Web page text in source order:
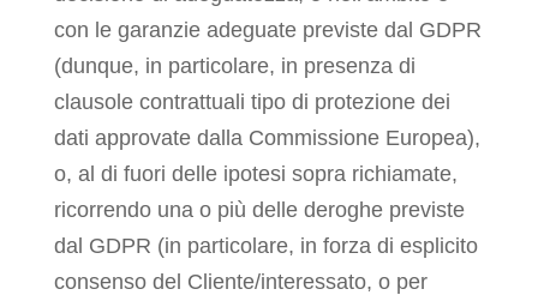
con le garanzie adeguate previste dal GDPR
(dunque, in particolare, in presenza di
clausole contrattuali tipo di protezione dei
dati approvate dalla Commissione Europea),
o, al di fuori delle ipotesi sopra richiamate,
ricorrendo una o più delle deroghe previste
dal GDPR (in particolare, in forza di esplicito
consenso del Cliente/interessato, o per